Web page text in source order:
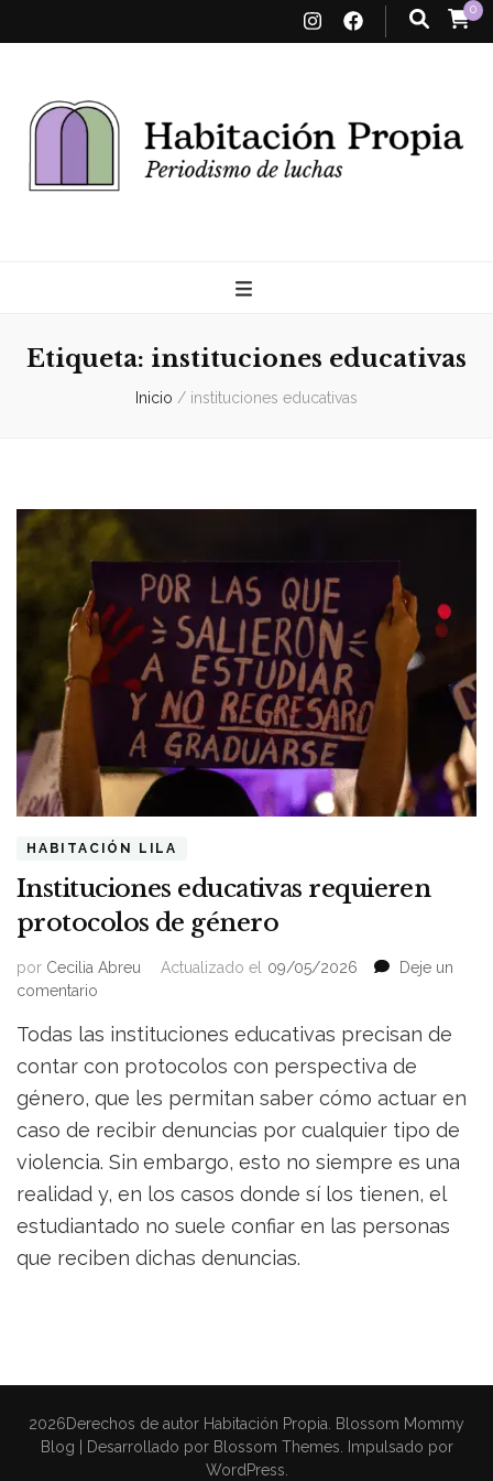
0
Propia
Etiqueta: instituciones educativas
Inicio / instituciones educativas
HABITACIÓN LILA
Instituciones educativas requieren
protocolos de género
por Cecilia Abreu Actualizado el 09/05/2026
Deje un
comentario
educativas
requieren
protocolos
de
género
Todas las instituciones educativas precisan de
contar con protocolos con perspectiva de
género, que les permitan saber cómo actuar en
caso de recibir denuncias por cualquier tipo de
violencia. Sin embargo, esto no siempre es una
realidad y, en los casos donde sí los tienen, el
estudiantado no suele confiar en las personas
que reciben dichas denuncias.
2026Derechos de autor Habitación Propia
Blossom Mommy
Blog | Desarrollado porBlossom Themes . Impulsado por
WordPress